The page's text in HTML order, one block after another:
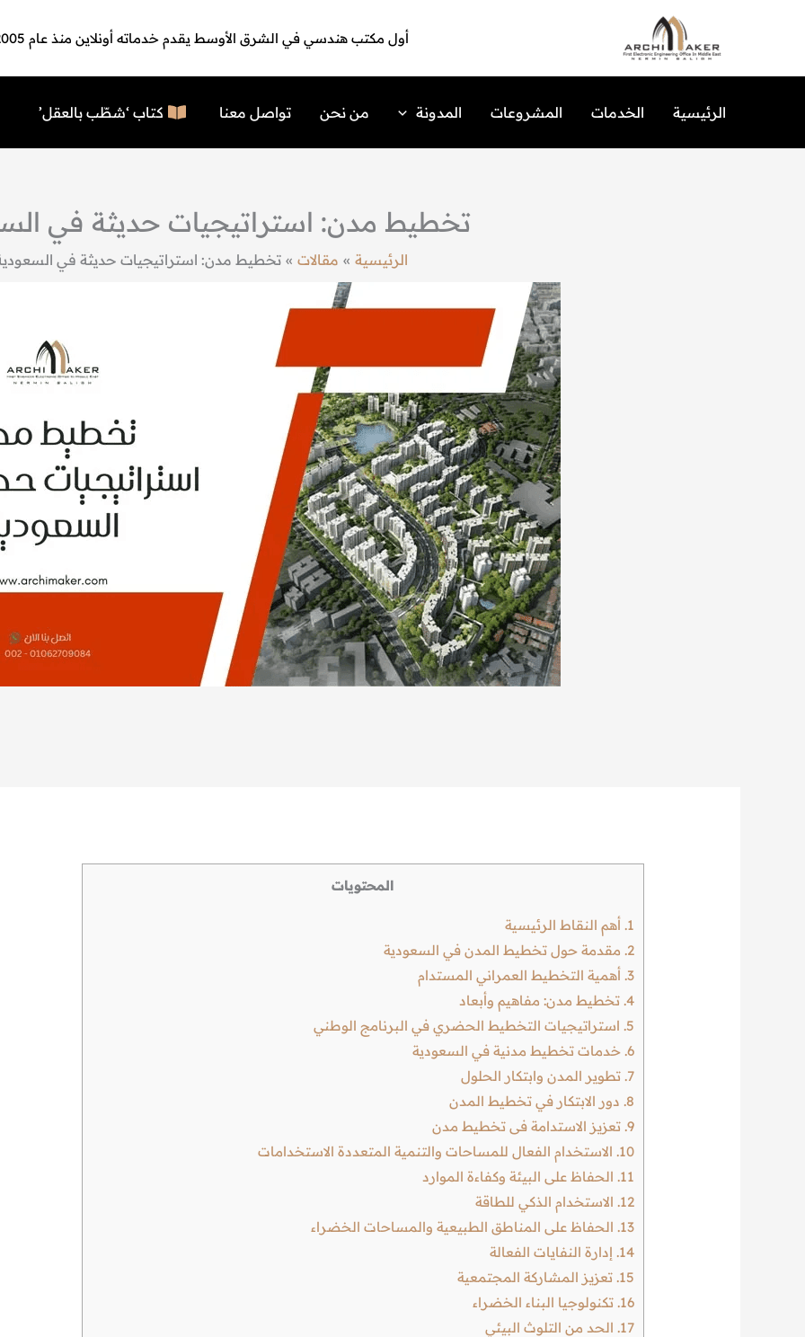
أول مكتب هندسي في الشرق الأوسط يقدم خدماته أونلاين منذ عام 2005
الرئيسية الخدمات المشروعات المدونة من نحن تواصل معنا كتاب ‘شطّب بالعقل’
تخطيط مدن: استراتيجيات حديثة في
الرئيسية مقالات تخطيط مدن: استراتيجيات حديثة في
المحتويات
1. أهم النقاط الرئيسية
2. مقدمة حول تخطيط المدن في السعودية
3. أهمية التخطيط العمراني المستدام
4. تخطيط مدن: مفاهيم وأبعاد
5. استراتيجيات التخطيط الحضري في البرنامج الوطني
6. خدمات تخطيط مدنية في السعودية
7. تطوير المدن وابتكار الحلول
8. دور الابتكار في تخطيط المدن
9. تعزيز الاستدامة فى تخطيط مدن
10. الاستخدام الفعال للمساحات والتنمية المتعددة الاستخدامات
11. الحفاظ على البيئة وكفاءة الموارد
12. الاستخدام الذكي للطاقة
13. الحفاظ على المناطق الطبيعية والمساحات الخضراء
14. إدارة النفايات الفعالة
15. تعزيز المشاركة المجتمعية
16. تكنولوجيا البناء الخضراء
17. الحد من التلوث البيئي